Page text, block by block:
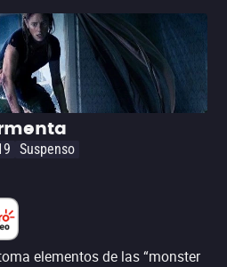
Suspenso
elementos de las “monster